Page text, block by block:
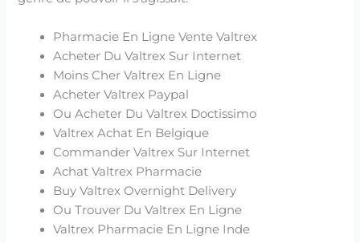
Pharmacie En Ligne Vente Valtrex
Acheter Du Valtrex Sur Internet
Moins Cher Valtrex En Ligne
Acheter Valtrex Paypal
Ou Acheter Du Valtrex Doctissimo
Valtrex Achat En Belgique
Commander Valtrex Sur Internet
Achat Valtrex Pharmacie
Buy Valtrex Overnight Delivery
Ou Trouver Du Valtrex En Ligne
Valtrex Pharmacie En Ligne Inde